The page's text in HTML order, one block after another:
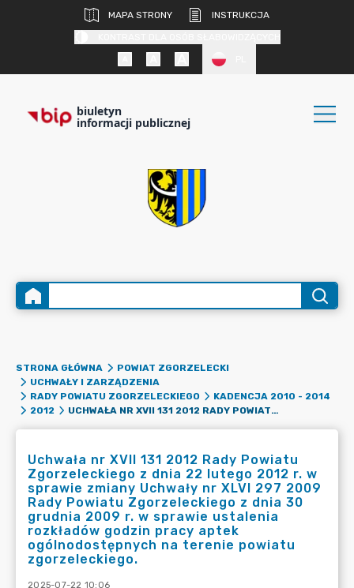
MAPA STRONY
INSTRUKCJA
biuletyn
informacji publicznej
STRONA GŁÓWNA
POWIAT ZGORZELECKI
UCHWAŁY I ZARZĄDZENIA
RADY POWIATU ZGORZELECKIEGO
KADENCJA 2010 - 2014
2012
UCHWAŁA NR XVII 131 2012 RADY POWIATU ZGORZELECKIEGO Z DNIA 22 LUTEGO 2012 R. W SPRAWIE ZMIANY UCHWAŁY NR XLVI 297 2009 RADY POWIATU ZGORZELECKIEGO Z DNIA 30 GRUDNIA 2009 R. W SPRAWIE USTALENIA ROZKŁADÓW GODZIN PRACY APTEK OGÓLNODOSTĘPNYCH NA TERENIE POWIATU ZGORZELECKIEGO.
Uchwała nr XVII 131 2012 Rady Powiatu
Zgorzeleckiego z dnia 22 lutego 2012 r. w
sprawie zmiany Uchwały nr XLVI 297 2009
Rady Powiatu Zgorzeleckiego z dnia 30
grudnia 2009 r. w sprawie ustalenia
rozkładów godzin pracy aptek
ogólnodostępnych na terenie powiatu
zgorzeleckiego.
2025-07-22 10:06